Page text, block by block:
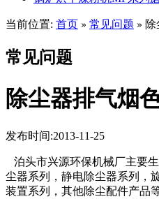
当前位置: 首页 » 常见问题 »
常见问题
除尘器排气烟
发布时间:2013-11-25
泊头市兴源环保机械厂主要
尘器系列，静电除尘器系列，
装置系列，其他除尘配件产品等